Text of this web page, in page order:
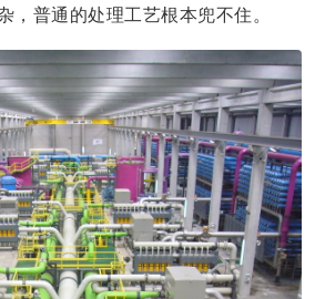
，普通的处理工艺根本兜不住。